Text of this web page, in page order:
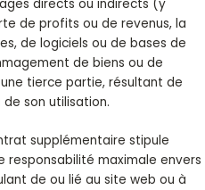
directs ou indirects (y
de profits ou de revenus, la
de logiciels ou de bases de
de biens ou de
tierce partie, résultant de
son utilisation.
supplémentaire stipule
responsabilité maximale envers
de ou lié au site web ou à